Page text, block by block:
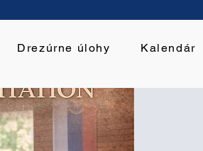
Drezúrne úlohy Kalendár